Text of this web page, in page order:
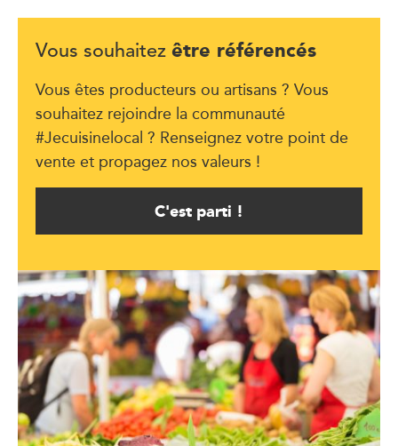
Vous souhaitez être référencés
Vous êtes producteurs ou artisans ? Vous
souhaitez rejoindre la communauté
#Jecuisinelocal ? Renseignez votre point de
vente et propagez nos valeurs !
C'est parti !